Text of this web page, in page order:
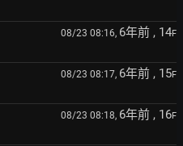
08/23 08:16, 6年前 , 14F
08/23 08:17, 6年前 , 15F
08/23 08:18, 6年前 , 16F